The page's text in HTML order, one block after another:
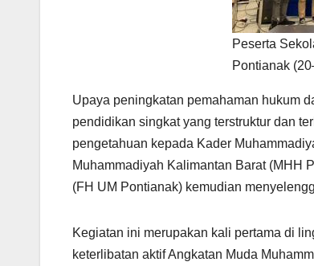
Peserta
Pontianak
Upaya peningkatan pemahaman hukum
pendidikan singkat yang terstruktur dan
pengetahuan kepada Kader
Muhammadiyah Kalimantan Barat (MHH
(FH UM Pontianak) kemudian
Kegiatan ini merupakan kali pertama di
keterlibatan aktif Angkatan Muda